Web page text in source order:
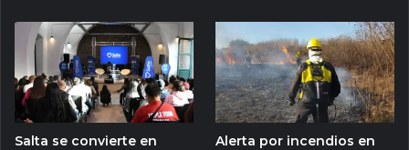
Salta se convierte en
Alerta por incendios en